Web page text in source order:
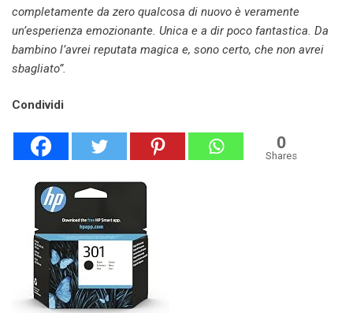
completamente da zero qualcosa di nuovo è veramente
un’esperienza emozionante. Unica e a dir poco fantastica. Da
bambino l’avrei reputata magica e, sono certo, che non avrei
sbagliato”.
Condividi
0
Shares